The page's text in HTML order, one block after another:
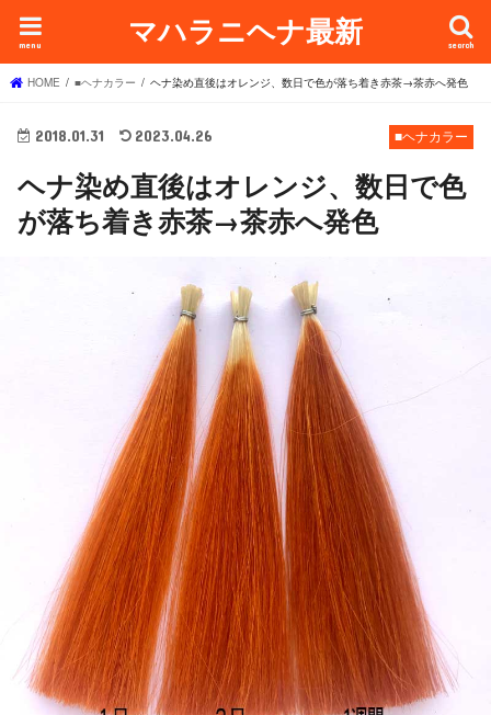
マハラニヘナ最新 search
menu
HOME ■ヘナカラー ヘナ染め直後はオレンジ、数日で色が落ち着き赤茶→茶赤へ発色
■ヘナカラー
2018.01.31 2023.04.26
ヘナ染め直後はオレンジ、数日で色
が落ち着き赤茶→茶赤へ発色